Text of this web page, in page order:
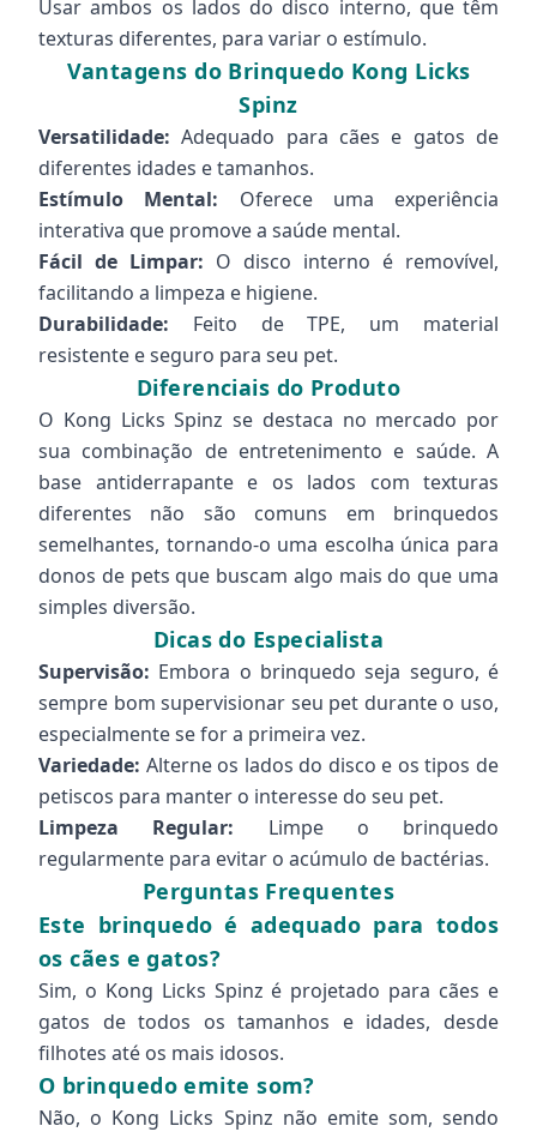
Usar ambos os lados do disco interno, que têm
texturas diferentes, para variar o estímulo.
Vantagens do Brinquedo Kong Licks
Spinz
Versatilidade: Adequado para cães e gatos de
diferentes idades e tamanhos.
Estímulo Mental: Oferece uma experiência
interativa que promove a saúde mental.
Fácil de Limpar: O disco interno é removível,
facilitando a limpeza e higiene.
Durabilidade: Feito de TPE, um material
resistente e seguro para seu pet.
Diferenciais do Produto
O Kong Licks Spinz se destaca no mercado por
sua combinação de entretenimento e saúde. A
base antiderrapante e os lados com texturas
diferentes não são comuns em brinquedos
semelhantes, tornando-o uma escolha única para
donos de pets que buscam algo mais do que uma
simples diversão.
Dicas do Especialista
Supervisão: Embora o brinquedo seja seguro, é
sempre bom supervisionar seu pet durante o uso,
especialmente se for a primeira vez.
Variedade: Alterne os lados do disco e os tipos de
petiscos para manter o interesse do seu pet.
Limpeza Regular: Limpe o brinquedo
regularmente para evitar o acúmulo de bactérias.
Perguntas Frequentes
Este brinquedo é adequado para todos
os cães e gatos?
Sim, o Kong Licks Spinz é projetado para cães e
gatos de todos os tamanhos e idades, desde
filhotes até os mais idosos.
O brinquedo emite som?
Não, o Kong Licks Spinz não emite som, sendo